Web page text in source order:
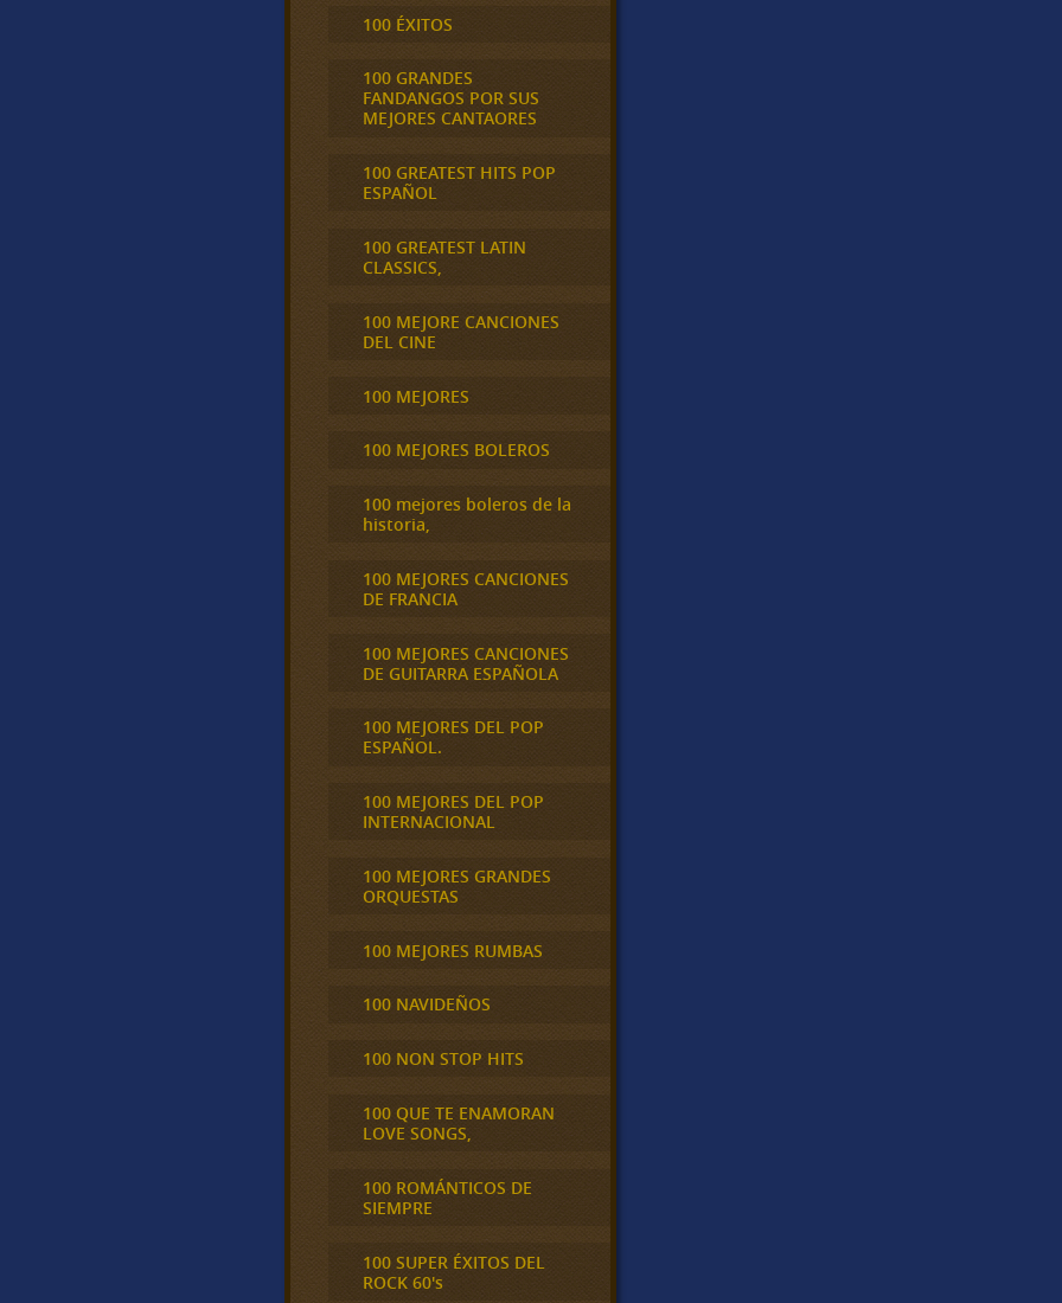
100 ÉXITOS
100 GRANDES
FANDANGOS POR SUS
MEJORES CANTAORES
100 GREATEST HITS POP
ESPAÑOL
100 GREATEST LATIN
CLASSICS,
100 MEJORE CANCIONES
DEL CINE
100 MEJORES
100 MEJORES BOLEROS
100 mejores boleros de la
historia,
100 MEJORES CANCIONES
DE FRANCIA
100 MEJORES CANCIONES
DE GUITARRA ESPAÑOLA
100 MEJORES DEL POP
ESPAÑOL.
100 MEJORES DEL POP
INTERNACIONAL
100 MEJORES GRANDES
ORQUESTAS
100 MEJORES RUMBAS
100 NAVIDEÑOS
100 NON STOP HITS
100 QUE TE ENAMORAN
LOVE SONGS,
100 ROMÁNTICOS DE
SIEMPRE
100 SUPER ÉXITOS DEL
ROCK 60's